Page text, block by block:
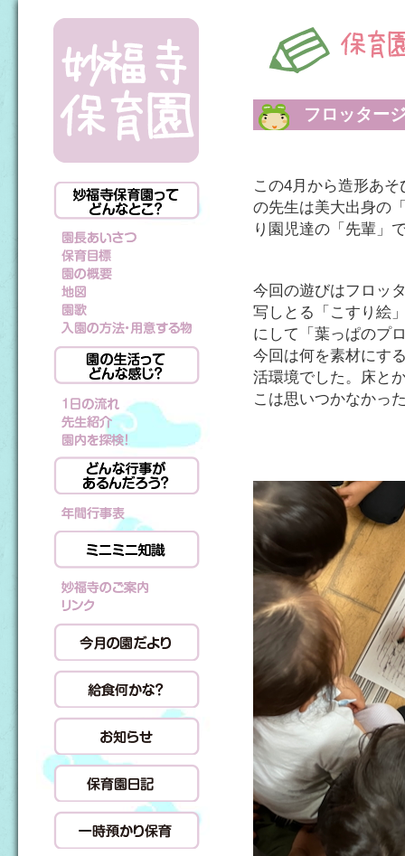
フロッター
この4月から造形あ
の先生は美大出身の
り園児達の「先輩」
今回の遊びはフロッ
写しとる「こすり絵
にして「葉っぱのプ
今回は何を素材にす
活環境でした。床と
こは思いつかなかっ